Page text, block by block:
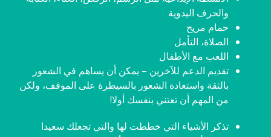
والحرف اليدوية
حمام مريح
الصلاة، التأمل
اللعب مع الأطفال
تقديم الدعم للآخرين – يمكن أن يساهم في الشعور
بالثقة واستعادة الشعور بالسيطرة على الموقف، ولكن
من المهم أن تعتني بنفسك أولا!
تذكر الأشياء التي خططت لها والتي تجعلك سعيدا